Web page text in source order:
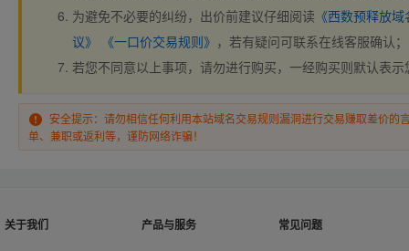
为避免不必要的纠纷，出价前建议仔细阅读 《西数预释放
议》
《一口价交易规则》 ，若有疑问可联系在线客服确认；
若您不同意以上事项，请勿进行购买，一经购买则默认表
安全提示：请勿相信任何利用本站域名交易规则漏洞进行交易赚取差价的
单、兼职或返利等，谨防网络诈骗！
关于我们 产品与服务 常见问题